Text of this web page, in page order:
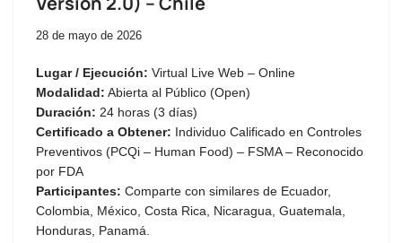
28 de mayo de 2026
Lugar / Ejecución: Virtual Live Web – Online
Modalidad: Abierta al Público (Open)
Duración: 24 horas (3 días)
Certificado a Obtener: Individuo Calificado en Controles
Preventivos (PCQi – Human Food) – FSMA – Reconocido
por FDA
Participantes: Comparte con similares de Ecuador,
Colombia, México, Costa Rica, Nicaragua, Guatemala,
Honduras, Panamá.